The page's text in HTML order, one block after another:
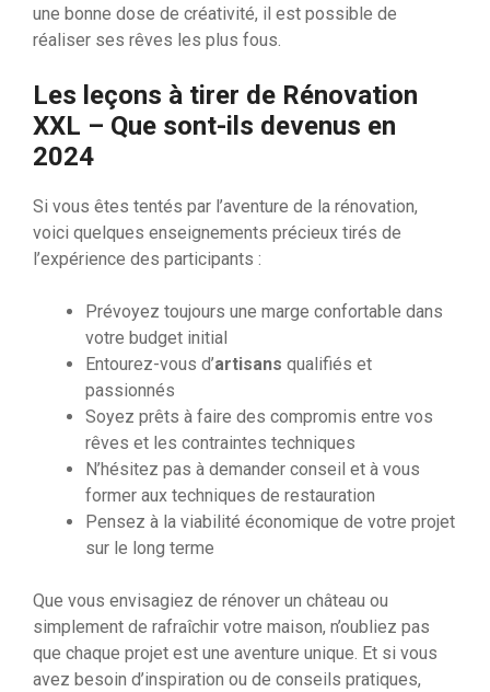
une bonne dose de créativité, il est possible de
réaliser ses rêves les plus fous.
Les leçons à tirer de Rénovation
XXL – Que sont-ils devenus en
2024
Si vous êtes tentés par l’aventure de la rénovation,
voici quelques enseignements précieux tirés de
l’expérience des participants :
Prévoyez toujours une marge confortable dans
votre budget initial
Entourez-vous d’artisans qualifiés et
passionnés
Soyez prêts à faire des compromis entre vos
rêves et les contraintes techniques
N’hésitez pas à demander conseil et à vous
former aux techniques de restauration
Pensez à la viabilité économique de votre projet
sur le long terme
Que vous envisagiez de rénover un château ou
simplement de rafraîchir votre maison, n’oubliez pas
que chaque projet est une aventure unique. Et si vous
avez besoin d’inspiration ou de conseils pratiques,